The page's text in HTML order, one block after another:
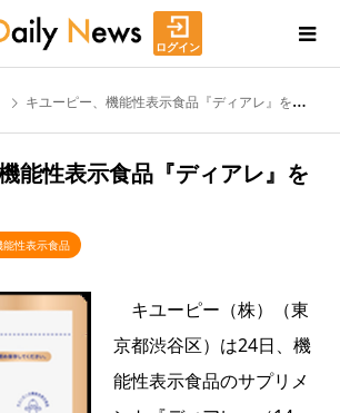
ログイン
キユーピー、機能性表示食品『ディアレ』を発売
能性表示食品『ディアレ』を
能性表示食品
キユーピー（株）（東
京都渋谷区）は24日、機
能性表示食品のサプリメ